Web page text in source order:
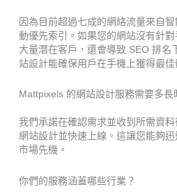
因為目前超過七成的網絡流量來自
動優先索引。如果您的網站沒有針
大量潛在客戶，還會導致 SEO 排名
站設計能確保用戶在手機上獲得最
Mattpixels 的網站設計服務需要多長
我們承諾在確認需求並收到所需資
網站設計並快速上線。這讓您能夠
市場先機。
你們的服務涵蓋哪些行業？